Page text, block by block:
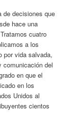
de decisiones que
hace una
cuatro
a los
por vida salvada,
comunicación del
en que el
en los
Unidos al
cientos